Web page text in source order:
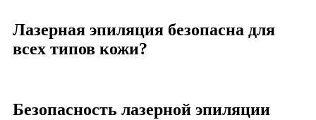
Лазерная эпиляция безопасна для
всех типов кожи?
Безопасность лазерной эпиляции